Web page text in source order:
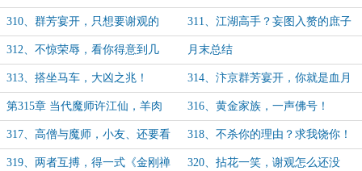
芳宴至！ 三载！
310、群芳宴开，只想要谢观的
命！
311、江湖高手？妄图入赘的庶子
罢了！
312、不惊荣辱，看你得意到几
时！
月末总结
313、搭坐马车，大凶之兆！ 314、汴京群芳宴开，你就是血月
堂的杀手？
第315章 当代魔师许江仙，羊肉
汤！
316、黄金家族，一声佛号！
317、高僧与魔师，小友、还要看
戏到何时？（第一更！）
318、不杀你的理由？求我饶你！
319、两者互搏，得一式《金刚禅 320、拈花一笑，谢观怎么还没